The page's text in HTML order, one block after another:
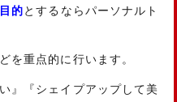
的とするならパーソナルト
を重点的に行います。
』『シェイプアップして美